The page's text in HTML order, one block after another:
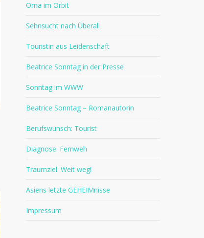
Oma im Orbit
Sehnsucht nach Überall
Touristin aus Leidenschaft
Beatrice Sonntag in der Presse
Sonntag im WWW
Beatrice Sonntag – Romanautorin
Berufswunsch: Tourist
Diagnose: Fernweh
Traumziel: Weit weg!
Asiens letzte GEHEIMnisse
Impressum